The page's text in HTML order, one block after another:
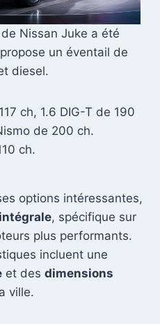
Nissan Juke a été
un éventail de
diesel.
ch, 1.6 DIG-T de 190
de 200 ch.
ch.
options intéressantes,
, spécifique sur
plus performants.
incluent une
et des dimensions
ville.